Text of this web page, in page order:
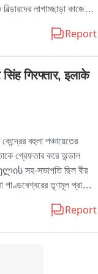
ভিরে মিশে হাত
লাগামছাড়া কাজের
দাবি জানিয়েছেন
তাঁরা পুরসভায়
রাস্তার উপর পড়ে থাকায়
নিকাশি ব্যবস্থা আটকে
ও লরিতে মালপত্র
তরফে প্রয়োজনীয়
সমাধান চান তাঁরা。
ধরে এই পরিস্থিতি
বড় বড় কাঠের বোর্ড ও
রয়েছে। নিত্যদিন
দখলমুক্ত ও নিরাপদ করার
যান চলাচল নিশ্চিত করতে
Report
गिरफ्तार, इलाके
বহুলা পঞ্চায়েতের
গ্রেফতার করে অন্ডাল
সহ-সভাপতি ছিল বীর
তৃণমূল প্রার্থী
Report